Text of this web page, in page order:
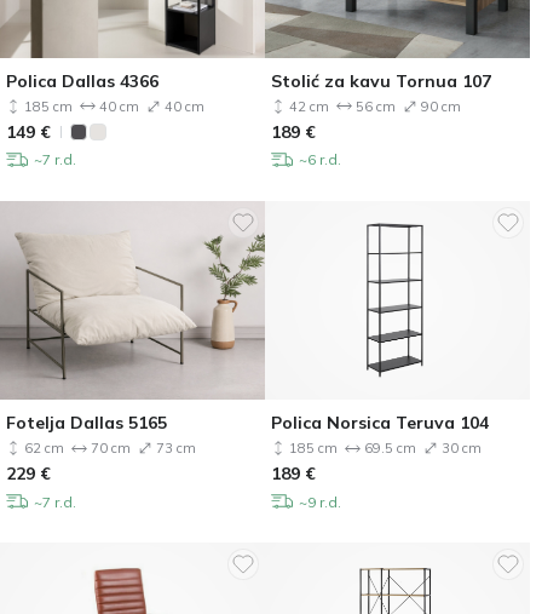
Polica Dallas 4366
185 cm 40 cm 40 cm
149 €
~7 r.d.
Stolić za kavu Tornua 107
42 cm 56 cm 90 cm
189 €
~6 r.d.
Fotelja Dallas 5165
62 cm 70 cm 73 cm
229 €
~7 r.d.
Polica Norsica Teruva 104
185 cm 69.5 cm 30 cm
189 €
~9 r.d.